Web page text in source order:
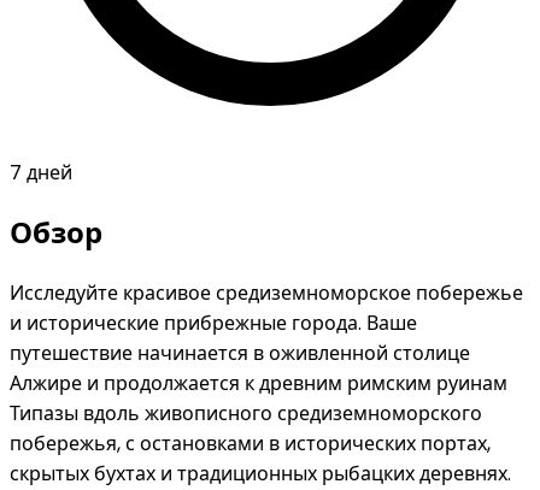
7 дней
Обзор
Исследуйте красивое средиземноморское побережье
и исторические прибрежные города. Ваше
путешествие начинается в оживленной столице
Алжире и продолжается к древним римским руинам
Типазы вдоль живописного средиземноморского
побережья, с остановками в исторических портах,
скрытых бухтах и традиционных рыбацких деревнях.